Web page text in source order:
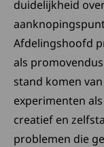
duidelijkheid
Afdelingshoofd
als
stand komen
experimenten
creatief en
problemen die